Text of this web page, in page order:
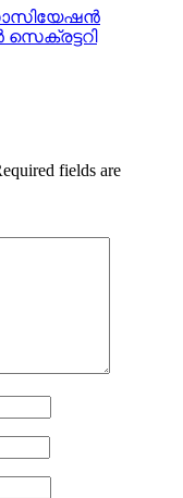
സെക്രട്ടറി
fields are